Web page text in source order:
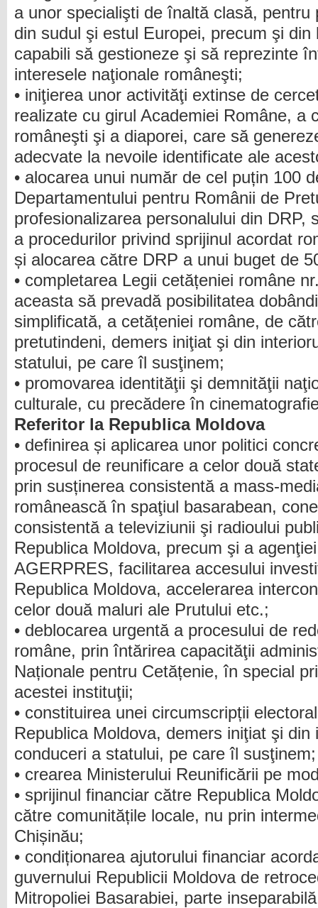
a unor specialişti de înaltă clasă, pentru
din sudul şi estul Europei, precum şi din
capabili să gestioneze şi să reprezinte
interesele naţionale româneşti;
• iniţierea unor activităţi extinse de
realizate cu girul Academiei Române, a
româneşti şi a diaporei, care să
adecvate la nevoile identificate ale
• alocarea unui număr de cel puțin 100
Departamentului pentru Românii de
profesionalizarea personalului din DRP,
a procedurilor privind sprijinul acordat
și alocarea către DRP a unui buget de
• completarea Legii cetățeniei române
aceasta să prevadă posibilitatea
simplificată, a cetățeniei române, de
pretutindeni, demers iniţiat şi din
statului, pe care îl susţinem;
• promovarea identităţii şi demnităţii
culturale, cu precădere în
Referitor la Republica Moldova
• definirea și aplicarea unor politici
procesul de reunificare a celor două
prin susținerea consistentă a mass-
românească în spaţiul basarabean,
consistentă a televiziunii şi radioului
Republica Moldova, precum şi a
AGERPRES, facilitarea accesului
Republica Moldova, accelerarea
celor două maluri ale Prutului etc.;
• deblocarea urgentă a procesului de
române, prin întărirea capacităţii
Naționale pentru Cetățenie, în special
acestei instituţii;
• constituirea unei circumscripții
Republica Moldova, demers iniţiat şi din
conduceri a statului, pe care îl susţinem;
• crearea Ministerului Reunificării pe
• sprijinul financiar către Republica
către comunitățile locale, nu prin
Chișinău;
• condiționarea ajutorului financiar
guvernului Republicii Moldova de
Mitropoliei Basarabiei, parte